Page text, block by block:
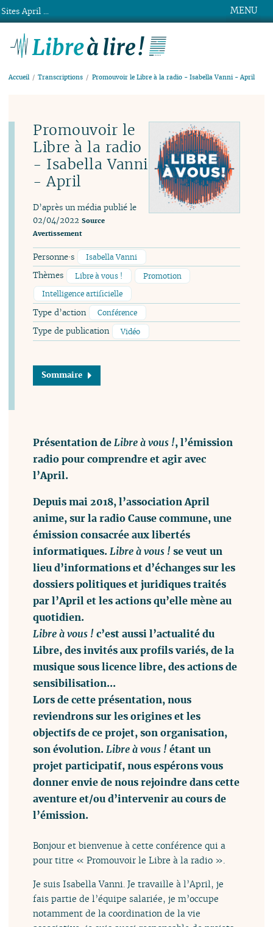
MENU
Accueil Transcriptions Promouvoir le Libre à la radio - Isabella Vanni - April
Promouvoir le
Libre à la radio
- Isabella Vanni
- April
D’après un média publié le
02/04/2022 Source
Avertissement
Personne·s Isabella Vanni
Thèmes Libre à vous !
Promotion
Intelligence artificielle
Type d’action Conférence
Type de publication Vidéo
Sommaire
Présentation deLibre à vous !, l’émission
radio pour comprendre et agir avec
l’April.
Depuis mai 2018, l’association April
anime, sur la radio Cause commune, une
émission consacrée aux libertés
informatiques.Libre à vous !se veut un
lieu d’informations et d’échanges sur les
dossiers politiques et juridiques traités
par l’April et les actions qu’elle mène au
quotidien.
Libre à vous !c’est aussi l’actualité du
Libre, des invités aux profils variés, de la
musique sous licence libre, des actions de
sensibilisation...
Lors de cette présentation, nous
reviendrons sur les origines et les
objectifs de ce projet, son organisation,
son évolution.Libre à vous !étant un
projet participatif, nous espérons vous
donner envie de nous rejoindre dans cette
aventure et/ou d’intervenir au cours de
l’émission.
Bonjour et bienvenue à cette conférence qui a
pour titre « Promouvoir le Libre à la radio ».
Je suis Isabella Vanni. Je travaille à l’April, je
fais partie de l’équipe salariée, je m’occupe
notamment de la coordination de la vie
Sites April ...